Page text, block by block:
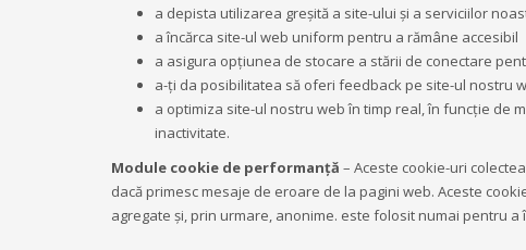
a depista utilizarea greşită a site-ului şi a serviciilor
a încărca site-ul web uniform pentru a rămâne accesibil
a asigura opţiunea de stocare a stării de conectare
a-ţi da posibilitatea să oferi feedback pe site-ul nostru
a optimiza site-ul nostru web în timp real, în funcţie de
inactivitate.
Module cookie de performanță – Aceste cookie-uri
dacă primesc mesaje de eroare de la pagini web. Aceste
agregate și, prin urmare, anonime. este folosit numai pentru